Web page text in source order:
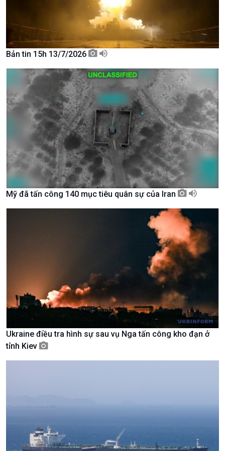
Xã hội
Tin Đời sống & Xã hội
360 độ Sức khỏe
Chuyển đổi Xanh
Tài nguyên và Môi trường
Khoa học & Công nghệ
Tin Khoa học & Công nghệ
Kết nối công nghệ
Sống chung với biến đổi
khí hậu
Văn hoá & Du lịch
Tin Văn hoá & Du lịch
Chát với người nổi tiếng
Câu chuyện Thể thao
Multimedia
Video
Infographic
Bản tin 15h 13/7/2026
Mỹ đã tấn công 140 mục tiêu quân sự của Iran
Ukraine điều tra hình sự sau vụ Nga tấn công kho đạn ở
tỉnh Kiev